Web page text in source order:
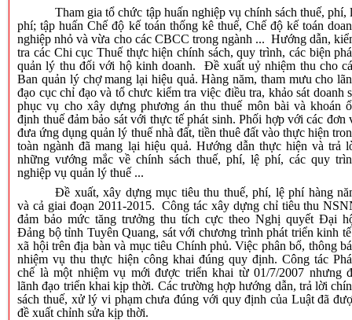
Tham gia tổ chức tập huấn nghiệp vụ chính sách thuế, phí,
phí; tập huấn Chế độ kế toán thống kê thuế, Chế độ kế toán
nghiệp nhỏ và vừa cho các CBCC trong ngành ... Hướng dẫn,
tra các Chi cục Thuế thực hiện chính sách, quy trình, các biện
quản lý thu đối với hộ kinh doanh. Đề xuất uỷ nhiệm thu cho
Ban quản lý chợ mang lại hiệu quả. Hàng năm, tham mưu cho
đạo cục chỉ đạo và tổ chưc kiểm tra việc điều tra, khảo sát doanh
phục vụ cho xây dựng phương án thu thuế môn bài và khoán
định thuế đảm bảo sát với thực tế phát sinh. Phối hợp với các đơn
đưa ứng dụng quản lý thuế nhà đất, tiền thuê đất vào thực hiện
toàn ngành đã mang lại hiệu quả. Hướng dẫn thực hiện và trả
những vướng mắc về chính sách thuế, phí, lệ phí, các quy
nghiệp vụ quản lý thuế ...
Đề xuất, xây dựng mục tiêu thu thuế, phí, lệ phí hàng
và cả giai đoạn 2011-2015. Công tác xây dựng chỉ tiêu thu
đảm bảo mức tăng trưởng thu tích cực theo Nghị quyết Đại
Đảng bộ tỉnh Tuyên Quang, sát với chương trình phát triển kinh
xã hội trên địa bàn và mục tiêu Chính phủ. Việc phân bổ, thông
nhiệm vụ thu thực hiện công khai đúng quy định. Công tác
chế là một nhiệm vụ mới được triển khai từ 01/7/2007 nhưng
lãnh đạo triển khai kịp thời. Các trường hợp hướng dẫn, trả lời
sách thuế, xử lý vi phạm chưa đúng với quy định của Luật đã
đề xuất chỉnh sửa kịp thời.